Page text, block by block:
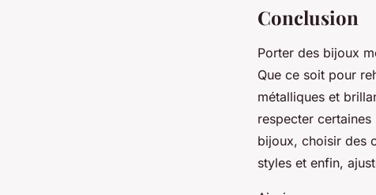
Conclusion
Porter des bijoux
Que ce soit pour
métalliques et
respecter
bijoux, choisir des
styles et enfin,